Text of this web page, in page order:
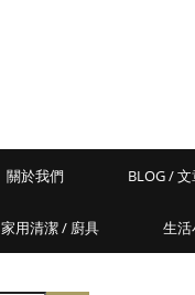
關於我們 BLOG /
家用清潔 / 廚具 生活